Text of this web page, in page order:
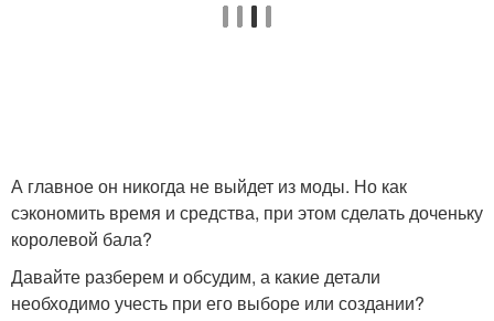
А главное он никогда не выйдет из моды. Но как
сэкономить время и средства, при этом сделать доченьку
королевой бала?
Давайте разберем и обсудим, а какие детали
необходимо учесть при его выборе или создании?